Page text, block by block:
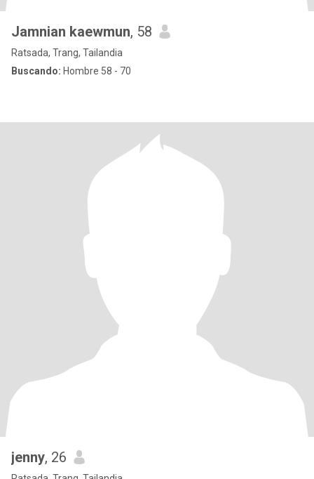
Jamnian kaewmun, 58
Ratsada, Trang, Tailandia
Buscando: Hombre 58 - 70
jenny, 26